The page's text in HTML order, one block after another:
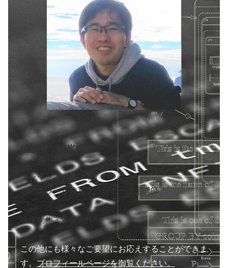
投稿者：鉢峯輝敏
ブレインアナリスト
エスポワール教育アカデミー認定講師
映像制作・音響制作
この他にも様々なご要望にお応えすることができま
す。 プロフィールページを御覧ください。